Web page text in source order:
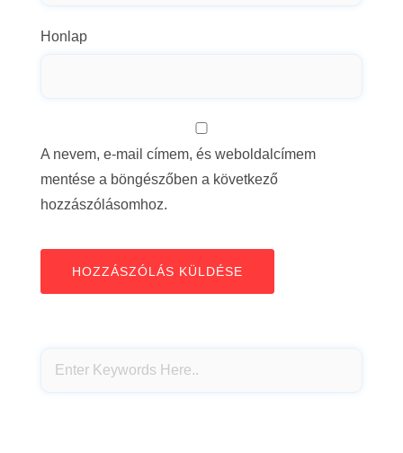
Honlap
A nevem, e-mail címem, és weboldalcímem
mentése a böngészőben a következő
hozzászólásomhoz.